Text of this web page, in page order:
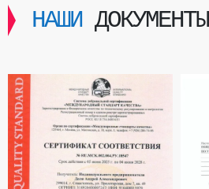
НАШИДОКУМЕНТЫ